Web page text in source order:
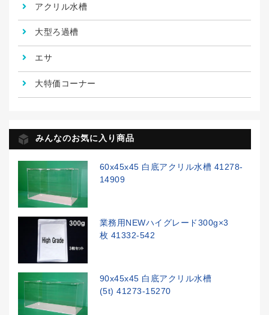
アクリル水槽
大型ろ過槽
エサ
大特価コーナー
みんなのお気に入り商品
60x45x45 白底アクリル水槽 41278-
14909
業務用NEWハイグレード300g×3
枚 41332-542
90x45x45 白底アクリル水槽
(5t) 41273-15270